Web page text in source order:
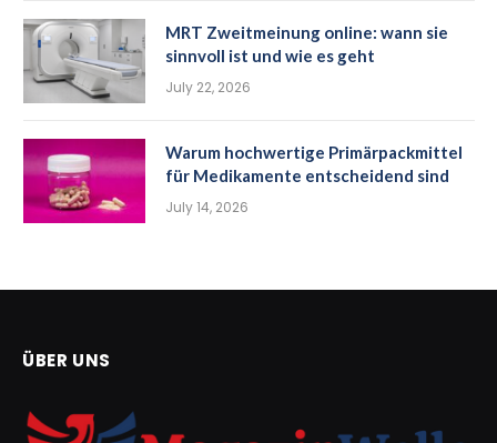
MRT Zweitmeinung online: wann sie
sinnvoll ist und wie es geht
July 22, 2026
Warum hochwertige Primärpackmittel
für Medikamente entscheidend sind
July 14, 2026
ÜBER UNS